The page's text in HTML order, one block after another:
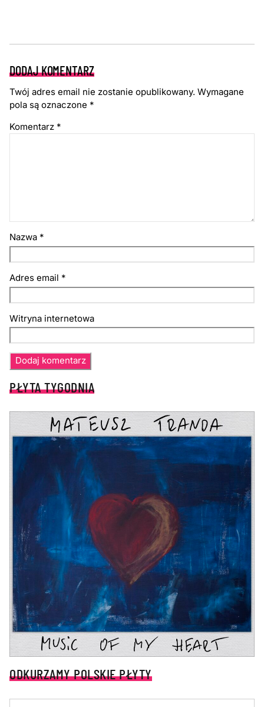
DODAJ KOMENTARZ
Twój adres email nie zostanie opublikowany. Wymagane
pola są oznaczone *
Komentarz *
Nazwa *
Adres email *
Witryna internetowa
PŁYTA TYGODNIA
ODKURZAMY POLSKIE PŁYTY